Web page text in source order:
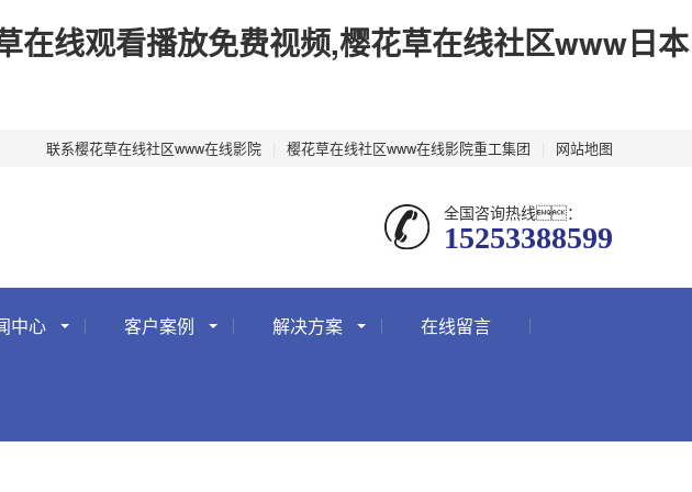
线观看播放免费视频,樱花草在线社区www日本
联系樱花草在线社区www在线影院 樱花草在线社区www在线影院重工集团 网站地图
全国咨询热线：
15253388599
中心 客户案例 解决方案 在线留言